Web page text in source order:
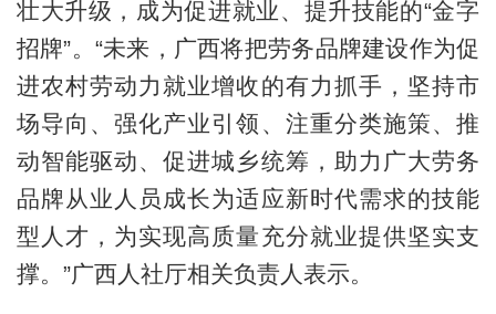
壮大升级，成为促进就业、提升技能的“金字
招牌”。“未来，广西将把劳务品牌建设作为促
进农村劳动力就业增收的有力抓手，坚持市
场导向、强化产业引领、注重分类施策、推
动智能驱动、促进城乡统筹，助力广大劳务
品牌从业人员成长为适应新时代需求的技能
型人才，为实现高质量充分就业提供坚实支
撑。”广西人社厅相关负责人表示。